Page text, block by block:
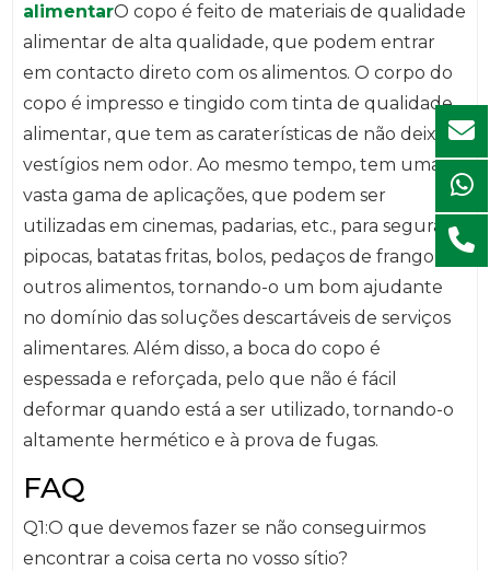
alimentarO copo é feito de materiais de qualidade
alimentar de alta qualidade, que podem entrar
em contacto direto com os alimentos. O corpo do
copo é impresso e tingido com tinta de qualidade
alimentar, que tem as caraterísticas de não deixar
vestígios nem odor. Ao mesmo tempo, tem uma
vasta gama de aplicações, que podem ser
utilizadas em cinemas, padarias, etc., para segurar
pipocas, batatas fritas, bolos, pedaços de frango e
outros alimentos, tornando-o um bom ajudante
no domínio das soluções descartáveis de serviços
alimentares. Além disso, a boca do copo é
espessada e reforçada, pelo que não é fácil
deformar quando está a ser utilizado, tornando-o
altamente hermético e à prova de fugas.
FAQ
Q1:O que devemos fazer se não conseguirmos
encontrar a coisa certa no vosso sítio?